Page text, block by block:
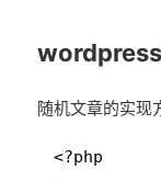
随机文章的实现
1
<?php